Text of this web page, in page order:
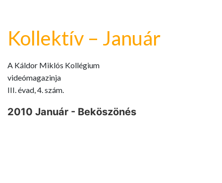
Kollektív – Január
A Káldor Miklós Kollégium
videómagazinja
III. évad, 4. szám.
2010 Január - Beköszönés